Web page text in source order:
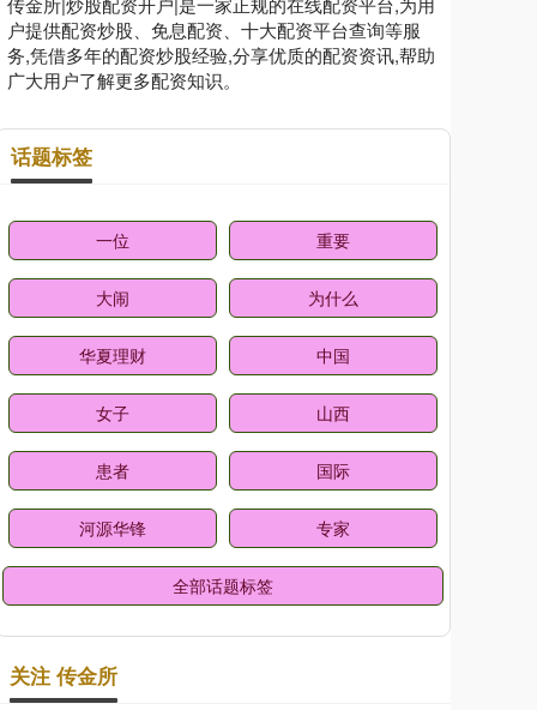
户提供配资炒股、免息配资、十大配资平台查询等服
务,凭借多年的配资炒股经验,分享优质的配资资讯,帮助
广大用户了解更多配资知识。
话题标签
一位 重要
大闹 为什么
华夏理财 中国
女子 山西
患者 国际
河源华锋 专家
全部话题标签
关注 传金所